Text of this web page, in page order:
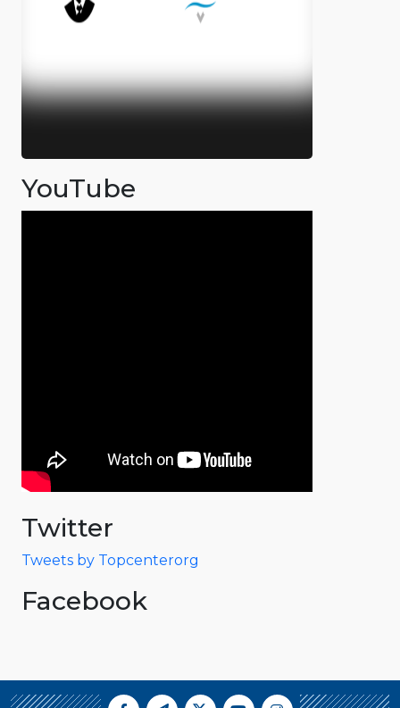
YouTube
Twitter
Tweets by Topcenterorg
Facebook